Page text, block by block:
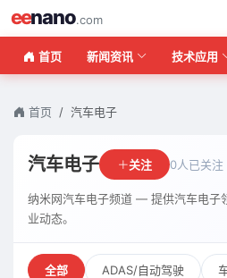
eenano.com
首页 新闻资讯 技术应用
首页 汽车电子
汽车电子 关注 0人已关注
纳米网汽车电子频道 — 提供汽车电子
业动态。
全部 ADAS/自动驾驶